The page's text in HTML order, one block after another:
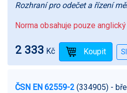
Rozhraní pro odečet a řízení
Norma obsahuje pouze
2 333 Kč
ČSN EN 62559-2 (334905) -